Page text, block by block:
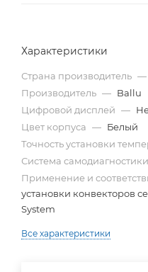
Характеристики
Страна производитель —
Производитель — Ballu
Цифровой дисплей —
Цвет корпуса — Белый
Точность установки
Система
Применение и
установки конвекторов
System
Все характеристики